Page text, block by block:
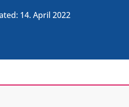
14. April 2022